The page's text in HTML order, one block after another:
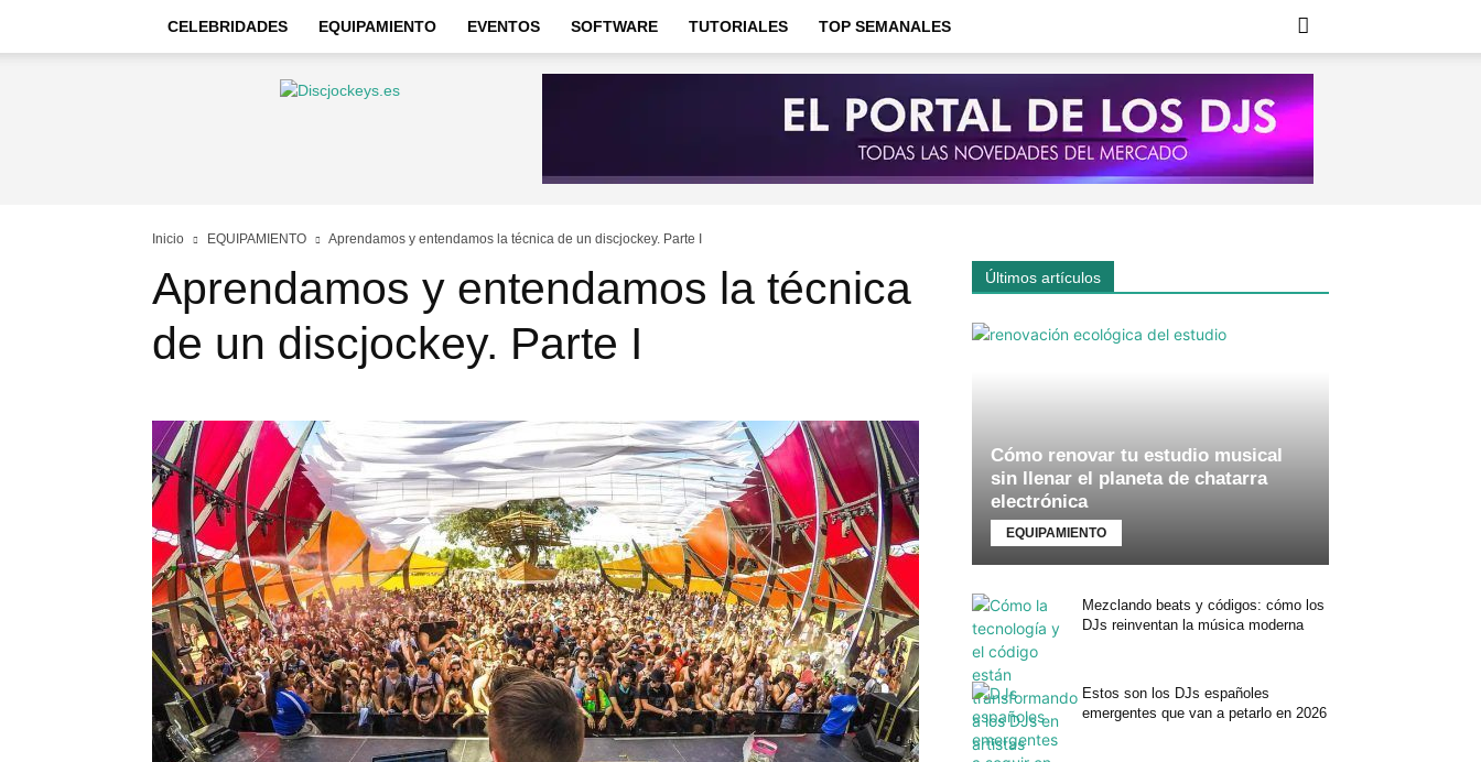
CELEBRIDADES EQUIPAMIENTO EVENTOS SOFTWARE TUTORIALES TOP SEMANALES
Discjockeys
Inicio EQUIPAMIENTO Aprendamos y entendamos la técnica de un discjockey. Parte I
Aprendamos y entendamos la técnica
de un discjockey. Parte I
Últimos artículos
Cómo renovar tu estudio musical
sin llenar el planeta de chatarra
electrónica
EQUIPAMIENTO
Mezclando beats y códigos: cómo los
DJs reinventan la música moderna
Estos son los DJs españoles
emergentes que van a petarlo en 2026